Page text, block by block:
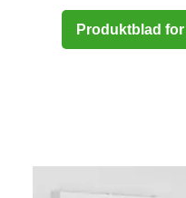
Produktblad